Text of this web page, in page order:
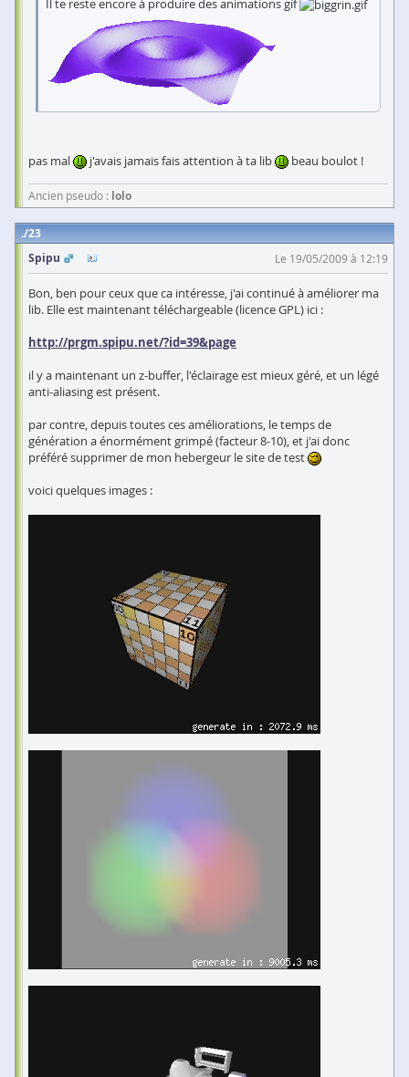
Il te reste encore à produire des animations gif
pas mal j'avais jamais fais attention à ta lib beau boulot !
Ancien pseudo : lolo
23
Spipu
Le 19/05/2009 à 12:19
Bon, ben pour ceux que ca intéresse, j'ai continué à améliorer ma
lib. Elle est maintenant téléchargeable (licence GPL) ici :
http://prgm.spipu.net/?id=39&page
il y a maintenant un z-buffer, l'éclairage est mieux géré, et un légé
anti-aliasing est présent.
par contre, depuis toutes ces améliorations, le temps de
génération a énormément grimpé (facteur 8-10), et j'ai donc
préféré supprimer de mon hebergeur le site de test
voici quelques images :